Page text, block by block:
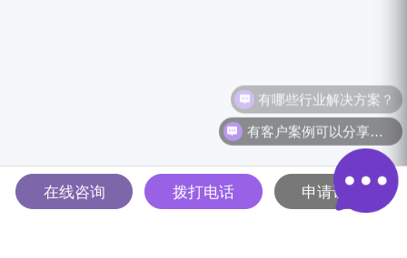
有哪些行业解决方案？
在线咨询 拨打电话 申请试用